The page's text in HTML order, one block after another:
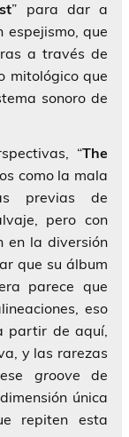
” para dar a
espejismo, que
a través de
mitológico que
sonoro de
“The
como la mala
previas de
pero con
en la diversión
que su álbum
parece que
eso
partir de aquí,
y las rarezas
groove de
única
repiten esta